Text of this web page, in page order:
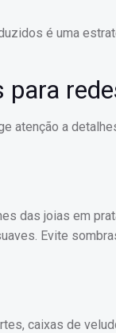
é uma
atenção a
das joias em
Evite
caixas de